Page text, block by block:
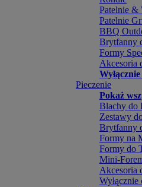
Patelnie &
Patelnie
BBQ
Brytfanny
Formy
Akcesoria
Pieczenie
Pokaż
Blachy do
Zestawy
Brytfanny
Formy na
Formy do
Mini-
Akcesoria
Wyłącznie